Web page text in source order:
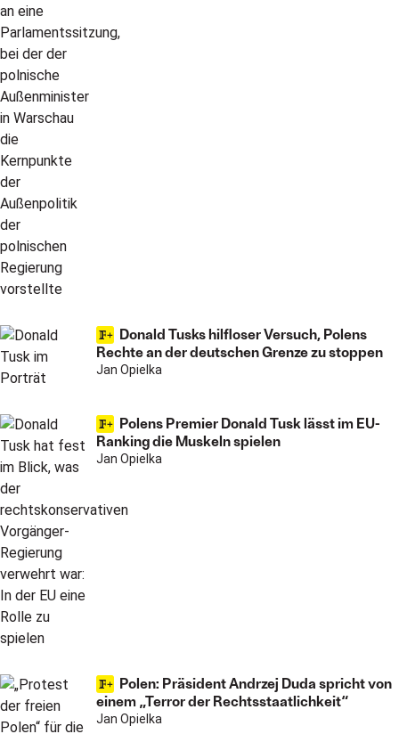
Donald Tusks hilfloser Versuch, Polens
Rechte an der deutschen Grenze zu stoppen
Jan Opielka
Polens Premier Donald Tusk lässt im EU-
Ranking die Muskeln spielen
Jan Opielka
Polen: Präsident Andrzej Duda spricht von
einem „Terror der Rechtsstaatlichkeit“
Jan Opielka